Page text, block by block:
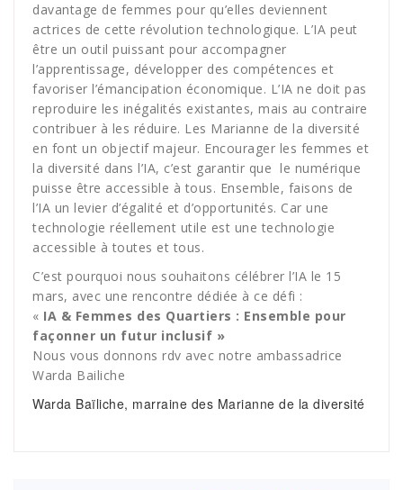
davantage de femmes pour qu’elles deviennent
actrices de cette révolution technologique. L’IA peut
être un outil puissant pour accompagner
l’apprentissage, développer des compétences et
favoriser l’émancipation économique. L’IA ne doit pas
reproduire les inégalités existantes, mais au contraire
contribuer à les réduire. Les Marianne de la diversité
en font un objectif majeur. Encourager les femmes et
la diversité dans l’IA, c’est garantir que le numérique
puisse être accessible à tous. Ensemble, faisons de
l’IA un levier d’égalité et d’opportunités. Car une
technologie réellement utile est une technologie
accessible à toutes et tous.
C’est pourquoi nous souhaitons célébrer l’IA le 15
mars, avec une rencontre dédiée à ce défi :
« IA & Femmes des Quartiers : Ensemble pour
façonner un futur inclusif »
Nous vous donnons rdv avec notre ambassadrice
Warda Bailiche
Warda Baïliche, marraine des Marianne de la diversité